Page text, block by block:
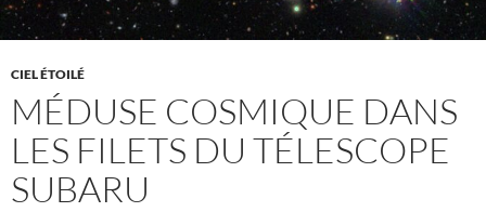
CIEL ÉTOILÉ
MÉDUSE COSMIQUE DANS
LES FILETS DU TÉLESCOPE
SUBARU